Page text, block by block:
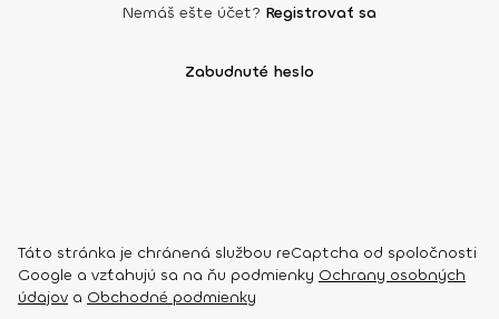
Nemáš ešte účet? Registrovať sa
Zabudnuté heslo
Táto stránka je chránená službou reCaptcha od spoločnosti
Google a vzťahujú sa na ňu podmienky Ochrany osobných
údajov a Obchodné podmienky